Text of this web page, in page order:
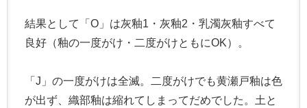
結果として「O」は灰釉1・灰釉2・乳濁灰釉すべて
良好（釉の一度がけ・二度がけともにOK）。
「J」の一度がけは全滅。二度がけでも黄瀬戸釉は色
が出ず、織部釉は縮れてしまってだめでした。土と